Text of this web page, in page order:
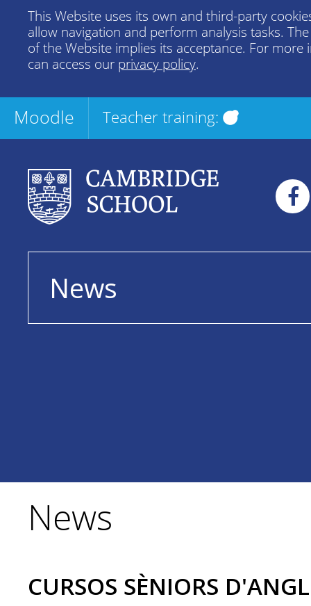
This Website uses its own and third-party
allow navigation and perform analysis tasks.
of the Website implies its acceptance. For more
can access our privacy policy.
Moodle Teacher training:
News
News
CURSOS SÈNIORS